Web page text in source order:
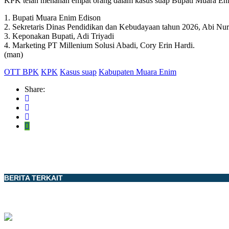
1. Bupati Muara Enim Edison
2. Sekretaris Dinas Pendidikan dan Kebudayaan tahun 2026, Abi
3. Keponakan Bupati, Adi Triyadi
4. Marketing PT Millenium Solusi Abadi, Cory Erin Hardi.
(man)
OTT BPK KPK Kasus suap Kabupaten Muara Enim
Share:
BERITA TERKAIT